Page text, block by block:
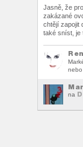
Jasně, že
zakázané
chtějí zapojit
také sníst, je
na